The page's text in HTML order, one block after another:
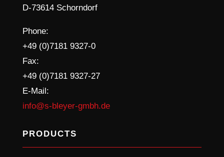
D-73614 Schorndorf
Phone:
+49 (0)7181 9327-0
Fax:
+49 (0)7181 9327-27
E-Mail:
info@s-bleyer-gmbh.de
PRODUCTS